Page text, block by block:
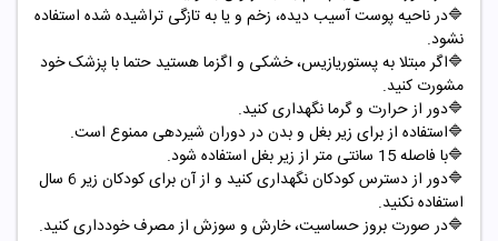
🔷در ناحیه پوست آسیب دیده، زخم و یا به تازگی تراشیده شده استفاده
نشود.
🔷اگر مبتلا به پستوریازیس، خشکی و اگزما هستید حتما با پزشک خود
مشورت کنید.
🔷دور از حرارت و گرما نگهداری کنید.
🔷استفاده از برای زیر بغل و بدن در دوران شیردهی ممنوع است.
🔷با فاصله 15 سانتی متر از زیر بغل استفاده شود
.
🔷
دور از دسترس کودکان نگهداری کنید و از آن برای کودکان زیر 6 سال
استفاده نکنید.
🔷در صورت بروز حساسیت، خارش و سوزش از مصرف خودداری کنید.